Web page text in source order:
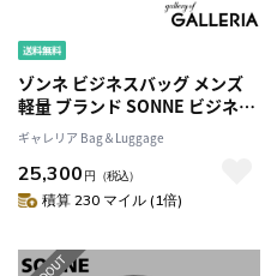
ゾンネ ビジネスバッグ メンズ
軽量 ブランド SONNE ビジネス
ショルダー シンプル 黒 通勤 営
業 ブリーフケース 2WAY 斜めが
け 肩掛け 2層 撥水 A4 B4 PC
15inch STAR FLYER ブリーフ
ギャレリア Bag＆Luggage
25,300 円 （税込）
積算 230 マイル (1倍)